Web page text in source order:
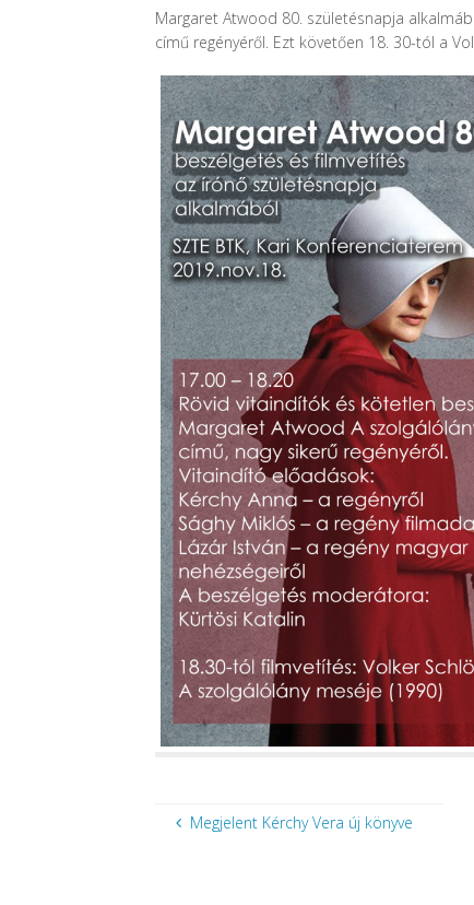
Margaret Atwood 80. születésnapja
című regényéről. Ezt követően 18. 30-tól a
Megjelent Kérchy Vera új könyve